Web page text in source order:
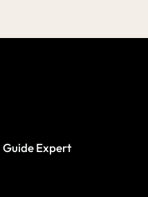
Guide Expert